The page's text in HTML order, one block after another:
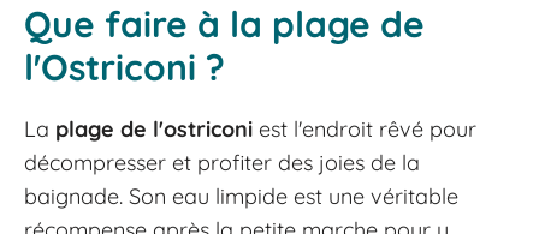
Que faire à la plage de
l'Ostriconi ?
La plage de l'ostriconi est l'endroit rêvé pour
décompresser et profiter des joies de la
baignade. Son eau limpide est une véritable